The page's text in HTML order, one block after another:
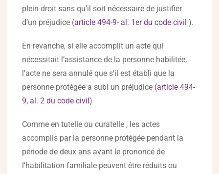
plein droit sans qu’il soit nécessaire de justifier
d’un préjudice (article 494-9- al. 1er du code civil ).
En revanche, si elle accomplit un acte qui
nécessitait l’assistance de la personne habilitée,
l’acte ne sera annulé que s’il est établi que la
personne protégée a subi un préjudice (article 494-
9, al. 2 du code civil)
Comme en tutelle ou curatelle , les actes
accomplis par la personne protégée pendant la
période de deux ans avant le prononcé de
l’habilitation familiale peuvent être réduits ou